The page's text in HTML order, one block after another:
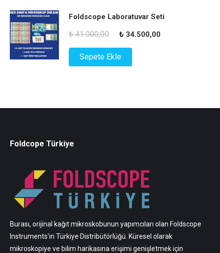
Foldscope Laboratuvar Seti
₺41.000,00
Orijinal
fiyat:
₺ 41.000,00.
₺ 34.500,00
Sepete Ekle
Foldcope Türkiye
Burası, orijinal kağıt mikroskobunun yapımcıları olan Foldscope
Instruments'ın Türkiye Distribütörlüğü. Küresel olarak
mikroskopiye ve bilim harikasına erişimi genişletmek için